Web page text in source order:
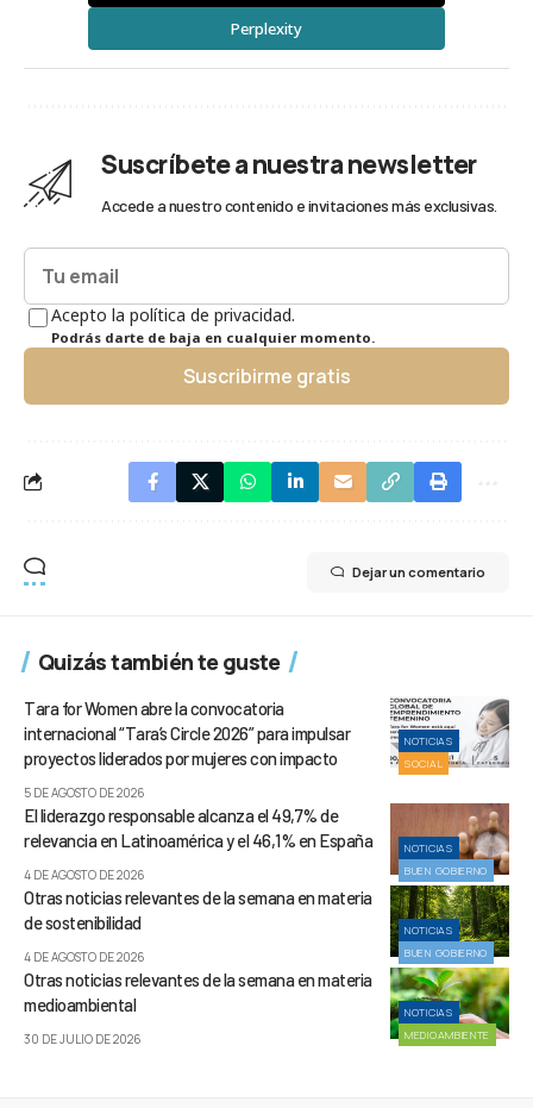
Perplexity
Suscríbete a nuestra newsletter
Accede a nuestro contenido e invitaciones más exclusivas.
Acepto la política de privacidad.
Podrás darte de baja en cualquier momento.
Suscribirme gratis
Dejar un comentario
Quizás también te guste
NOTICIAS
SOCIAL
Tara for Women abre la convocatoria
internacional “Tara’s Circle 2026” para impulsar
proyectos liderados por mujeres con impacto
5 DE AGOSTO DE 2026
NOTICIAS
BUEN GOBIERNO
El liderazgo responsable alcanza el 49,7% de
relevancia en Latinoamérica y el 46,1% en España
4 DE AGOSTO DE 2026
NOTICIAS
BUEN GOBIERNO
Otras noticias relevantes de la semana en materia
de sostenibilidad
4 DE AGOSTO DE 2026
NOTICIAS
MEDIOAMBIENTE
Otras noticias relevantes de la semana en materia
medioambiental
30 DE JULIO DE 2026